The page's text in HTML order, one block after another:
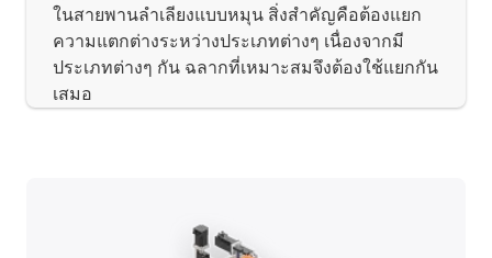
ในสายพานลำเลียงแบบหมุน สิ่งสำคัญคือต้องแยก
ความแตกต่างระหว่างประเภทต่างๆ เนื่องจากมี
ประเภทต่างๆ กัน ฉลากที่เหมาะสมจึงต้องใช้แยกกัน
เสมอ